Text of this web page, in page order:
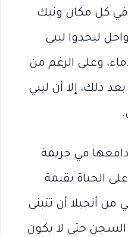
في كل مكان ونيك
ليجدوا ليبي
وعلى الرغم من
ذلك، إلا أن ليبي
في جريمة
الحياة بقيمة
من أنجيلا أن تتبنى
السجن حتى لا يكون